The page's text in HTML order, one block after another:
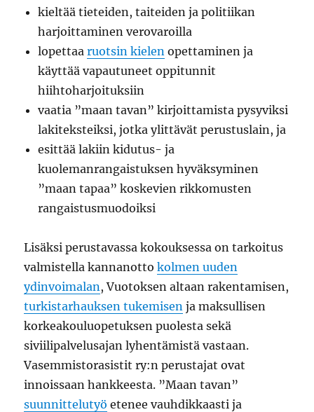
kieltää tieteiden, taiteiden ja politiikan
harjoittaminen verovaroilla
lopettaaruotsin kielen opettaminen ja
käyttää vapautuneet oppitunnit
hiihtoharjoituksiin
vaatia ”maan tavan” kirjoittamista pysyviksi
lakiteksteiksi, jotka ylittävät perustuslain, ja
esittää lakiin kidutus- ja
kuolemanrangaistuksen hyväksyminen
”maan tapaa” koskevien rikkomusten
rangaistusmuodoiksi
Lisäksi perustavassa kokouksessa on tarkoitus
valmistella kannanottokolmen uuden
ydinvoimalan, Vuotoksen altaan rakentamisen,
turkistarhauksen tukemisen ja maksullisen
korkeakouluopetuksen puolesta sekä
siviilipalvelusajan lyhentämistä vastaan.
Vasemmistorasistit ry:n perustajat ovat
innoissaan hankkeesta. ”Maan tavan”
suunnittelutyö etenee vauhdikkaasti ja